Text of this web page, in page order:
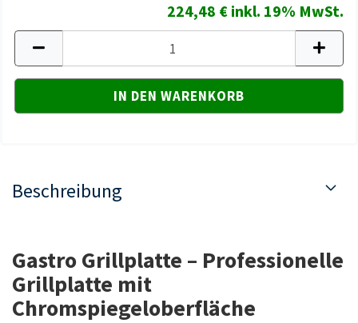
224,48 € inkl. 19% MwSt.
Beschreibung
Gastro Grillplatte – Professionelle
Grillplatte mit
Chromspiegeloberfläche